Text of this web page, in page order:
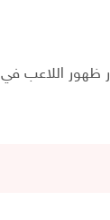
ظهور اللاعب في